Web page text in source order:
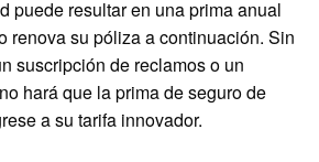
puede resultar en una prima anual
renova su póliza a continuación. Sin
suscripción de reclamos o un
hará que la prima de seguro de
a su tarifa innovador.